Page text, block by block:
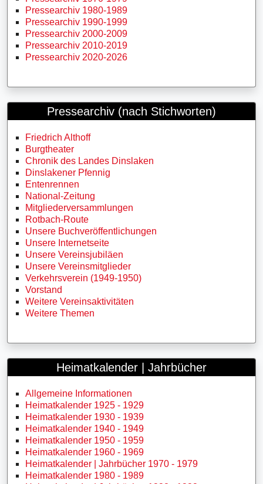
Pressearchiv 1980-1989
Pressearchiv 1990-1999
Pressearchiv 2000-2009
Pressearchiv 2010-2019
Pressearchiv 2020-2026
Pressearchiv (nach Stichworten)
Friedrich Althoff
Burgtheater
Chronik des Landes Dinslaken
Dinslakener Pfennig
Entenrennen
National-Zeitung
Mitgliederversammlungen
Rotbach-Route
Unsere Buchveröffentlichungen
Unsere Internetseite
Unsere Vereinsjubiläen
Unsere Vereinsmitglieder
Verkehrsverein (1949-1950)
Vorstand
Weitere Vereinsaktivitäten
Weitere Themen
Heimatkalender | Jahrbücher
Allgemeine Informationen
Heimatkalender 1925 - 1929
Heimatkalender 1930 - 1939
Heimatkalender 1940 - 1949
Heimatkalender 1950 - 1959
Heimatkalender 1960 - 1969
Heimatkalender | Jahrbücher 1970 - 1979
Heimatkalender 1980 - 1989